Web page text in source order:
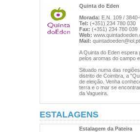
Quinta do Eden
Morada: E.N. 109 /
Tel: (+351) 234 780 030
Fax: (+351) 234 780 039
Web:
Mail: quintadoeden@iol.pt
A Quinta do Eden espera
pelos aromas do campo
Situado numa das
distrito de Coimbra, a
de eleição. Venha
terra e o mar se
da Vagueira.
ESTALAGENS
Estalagem da Pateira